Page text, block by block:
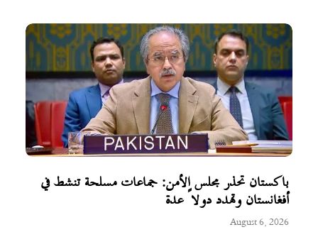
باكستان تحذر مجلس الأمن: جماعات مسلحة تنشط في
أفغانستان وتهدد دولاً عدة
August 6, 2026